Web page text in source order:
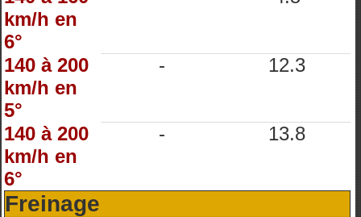
km/h en
6°
140 à 200
km/h en
5°
- 12.3
140 à 200
km/h en
6°
- 13.8
Freinage